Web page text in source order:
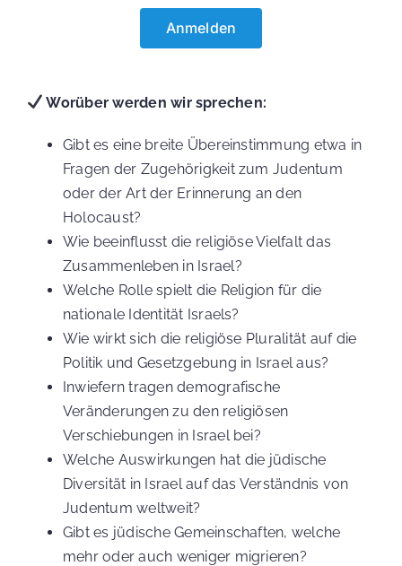
KASSE
MEIN KONTO
Anmelden
Worüber werden wir sprechen:
Gibt es eine breite Übereinstimmung etwa in
Fragen der Zugehörigkeit zum Judentum
oder der Art der Erinnerung an den
Holocaust?
Wie beeinflusst die religiöse Vielfalt das
Zusammenleben in Israel?
Welche Rolle spielt die Religion für die
nationale Identität Israels?
Wie wirkt sich die religiöse Pluralität auf die
Politik und Gesetzgebung in Israel aus?
Inwiefern tragen demografische
Veränderungen zu den religiösen
Verschiebungen in Israel bei?
Welche Auswirkungen hat die jüdische
Diversität in Israel auf das Verständnis von
Judentum weltweit?
Gibt es jüdische Gemeinschaften, welche
mehr oder auch weniger migrieren?